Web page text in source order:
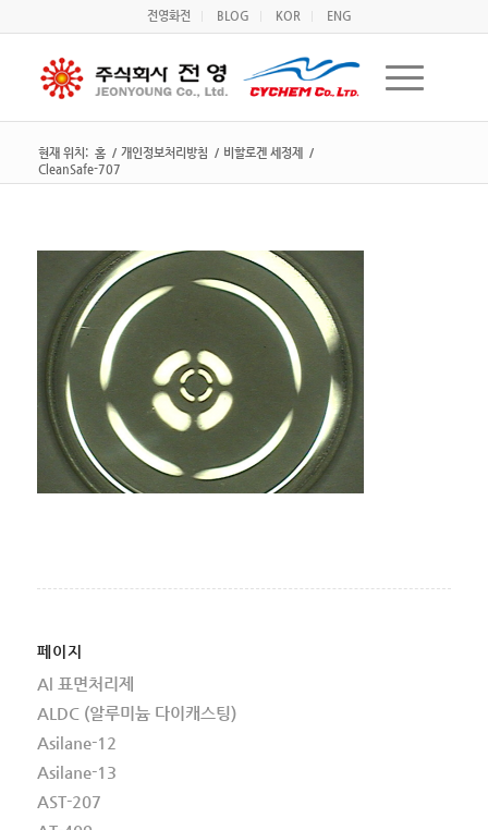
전영화전 BLOG KOR ENG
현재 위치: 홈 / 개인정보처리방침 / 비할로겐 세정제
/
CleanSafe-707
페이지
Al 표면처리제
ALDC (알루미늄 다이캐스팅)
Asilane-12
Asilane-13
AST-207